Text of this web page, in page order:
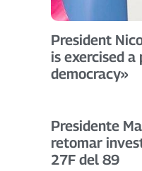
President
is exercised
democracy»
Presidente
retomar
27F del 89